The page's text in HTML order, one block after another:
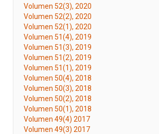
Volumen 52(3), 2020
Volumen 52(2), 2020
Volumen 52(1), 2020
Volumen 51(4), 2019
Volumen 51(3), 2019
Volumen 51(2), 2019
Volumen 51(1), 2019
Volumen 50(4), 2018
Volumen 50(3), 2018
Volumen 50(2), 2018
Volumen 50(1), 2018
Volumen 49(4) 2017
Volumen 49(3) 2017